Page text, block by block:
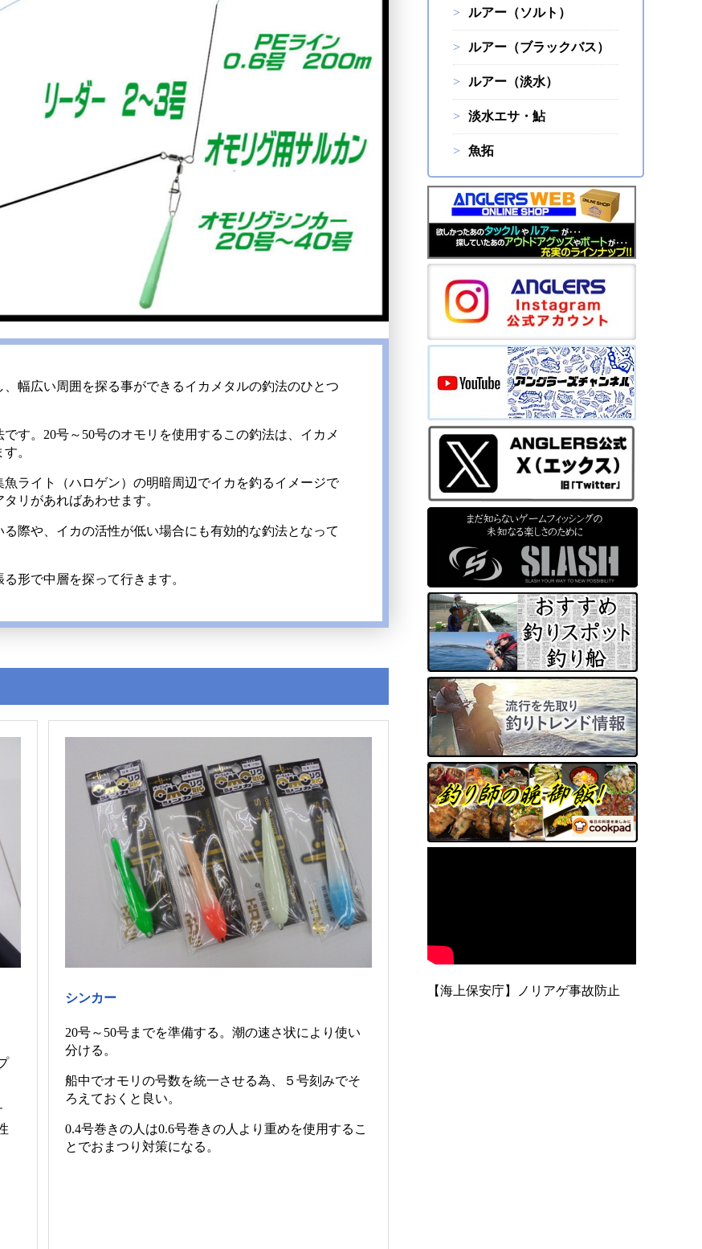
幅広い周囲を探る事ができるイカメタルの釣法のひとつ
す。20号～50号のオモリを使用するこの釣法は、イカメ
。
ライト（ハロゲン）の明暗周辺でイカを釣るイメージで
リがあればあわせます。
際や、イカの活性が低い場合にも有効的な釣法となって
形で中層を探って行きます。
シンカー
20号～50号までを準備する。潮の速さ状により使い
分ける。
船中でオモリの号数を統一させる為、５号刻みでそ
ろえておくと良い。
0.4号巻きの人は0.6号巻きの人より重めを使用するこ
とでおまつり対策になる。
ルアー（ソルト）
ルアー（ブラックバス）
ルアー（淡水）
淡水エサ・鮎
魚拓
【海上保安庁】ノリアゲ事故防止